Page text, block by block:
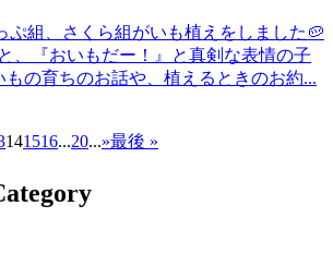
ぷ組、さくら組がいも植えをしました🥔
、『おいもだー！』と真剣な表情の子
もの育ちのお話や、植えるときのお約...
141516...20...»最後 »